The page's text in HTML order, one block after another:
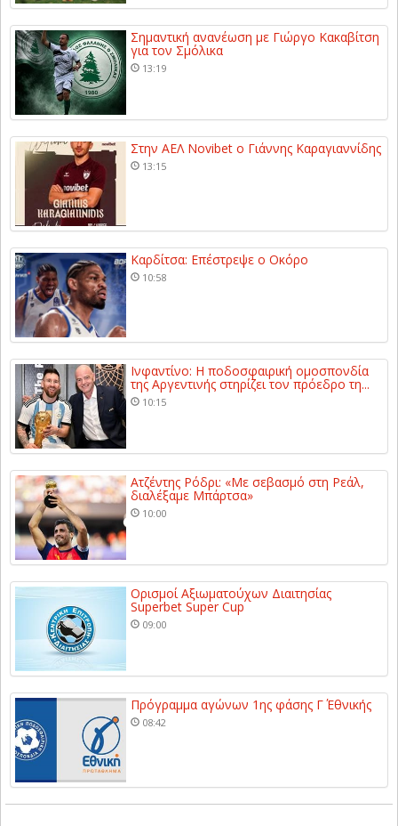
Σημαντική ανανέωση με Γιώργο Κακαβίτση
για τον Σμόλικα
13:19
Στην ΑΕΛ Novibet ο Γιάννης Καραγιαννίδης
13:15
Καρδίτσα: Επέστρεψε ο Οκόρο
10:58
Ινφαντίνο: Η ποδοσφαιρική ομοσπονδία
της Αργεντινής στηρίζει τον πρόεδρο τη...
10:15
Ατζέντης Ρόδρι: «Με σεβασμό στη Ρεάλ,
διαλέξαμε Μπάρτσα»
10:00
Ορισμοί Αξιωματούχων Διαιτησίας
Superbet Super Cup
09:00
Πρόγραμμα αγώνων 1ης φάσης Γ΄ Εθνικής
08:42